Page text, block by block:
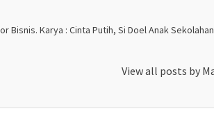
Bisnis. Karya : Cinta Putih, Si Doel Anak
View all posts by